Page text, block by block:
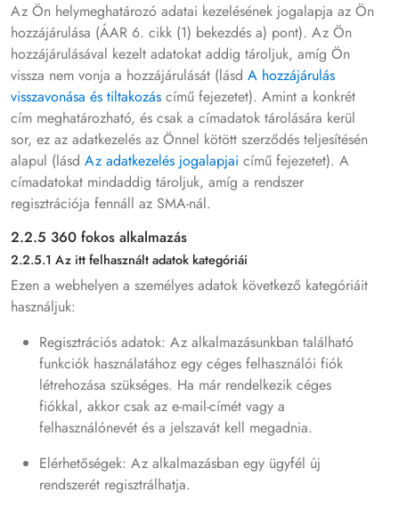
Az Ön helymeghatározó adatai kezelésének jogalapja az Ön
hozzájárulása (ÁAR 6. cikk (1) bekezdés a) pont). Az Ön
hozzájárulásával kezelt adatokat addig tároljuk, amíg Ön
vissza nem vonja a hozzájárulását (lásd A hozzájárulás
visszavonása és tiltakozás című fejezetet). Amint a konkrét
cím meghatározható, és csak a címadatok tárolására kerül
sor, ez az adatkezelés az Önnel kötött szerződés teljesítésén
alapul (lásd Az adatkezelés jogalapjai című fejezetet). A
címadatokat mindaddig tároljuk, amíg a rendszer
regisztrációja fennáll az SMA-nál.
2.2.5 360 fokos alkalmazás
2.2.5.1 Az itt felhasznált adatok kategóriái
Ezen a webhelyen a személyes adatok következő kategóriáit
használjuk:
Regisztrációs adatok: Az alkalmazásunkban található
funkciók használatához egy céges felhasználói fiók
létrehozása szükséges. Ha már rendelkezik céges
fiókkal, akkor csak az e-mail-címét vagy a
felhasználónevét és a jelszavát kell megadnia.
Elérhetőségek: Az alkalmazásban egy ügyfél új
rendszerét regisztrálhatja.